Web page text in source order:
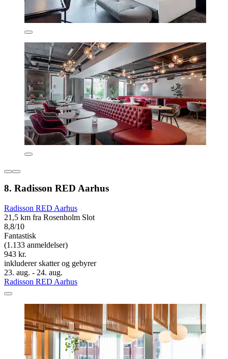
8. Radisson RED Aarhus
Radisson RED Aarhus
21,5 km fra Rosenholm Slot
8,8/10
Fantastisk
(1.133 anmeldelser)
943 kr.
inkluderer skatter og gebyrer
23. aug. - 24. aug.
Radisson RED Aarhus